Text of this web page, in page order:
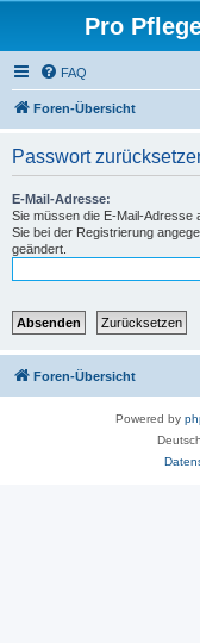
Pro
FAQ
Foren-Übersicht
Passwort
E-Mail-Adresse:
Sie müssen die E-Mail-Adresse
Sie bei der Registrierung
geändert.
Foren-Übersicht
Powered by